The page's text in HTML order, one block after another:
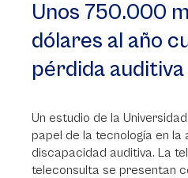
Unos 750.000
dólares al año
pérdida
Un estudio de la
papel de la tecnología en la
discapacidad auditiva. La
teleconsulta se presentan